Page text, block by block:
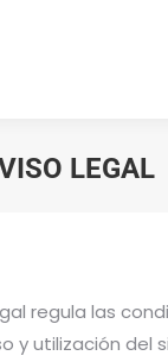
LEGAL
regula las
y utilización del